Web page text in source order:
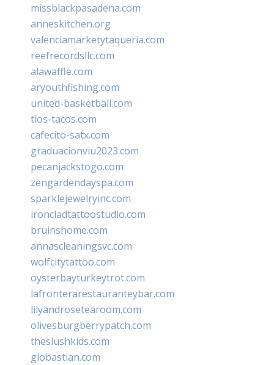
missblackpasadena.com
anneskitchen.org
valenciamarketytaqueria.com
reefrecordsllc.com
alawaffle.com
aryouthfishing.com
united-basketball.com
tios-tacos.com
cafecito-satx.com
graduacionviu2023.com
pecanjackstogo.com
zengardendayspa.com
sparklejewelryinc.com
ironcladtattoostudio.com
bruinshome.com
annascleaningsvc.com
wolfcitytattoo.com
oysterbayturkeytrot.com
lafronterarestauranteybar.com
lilyandrosetearoom.com
olivesburgberrypatch.com
theslushkids.com
giobastian.com